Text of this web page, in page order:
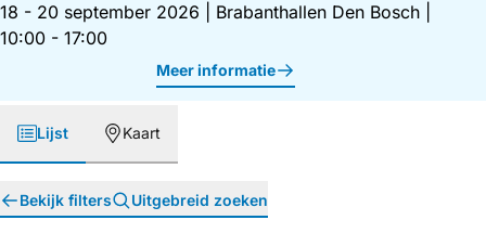
18 - 20 september 2026
Brabanthallen Den Bosch
10:00 - 17:00
Meer informatie
Lijst Kaart
Bekijk filters Uitgebreid zoeken